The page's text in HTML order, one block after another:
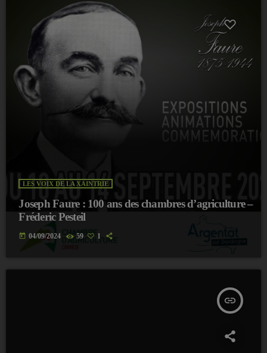
LES VOIX DE LA XAINTRIE
Joseph Faure : 100 ans des chambres d’agriculture –
Fréderic Pesteil
today 04/09/2024 59 1
insert_link